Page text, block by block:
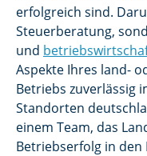
erfolgreich sind.
Steuerberatung,
und
Aspekte Ihres land-
Betriebs zuverlässig
Standorten
einem Team, das
Betriebserfolg in